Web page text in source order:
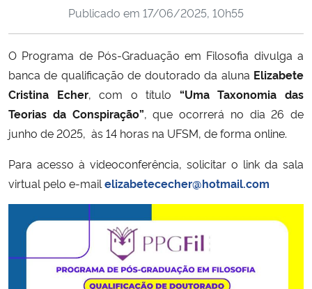
Ministério da Cidadania
Ministério de Minas e Energia
Ministério da Ciência, Tecnologia, Inovações e Comunicações
Ministério do Meio Ambiente
Ministério do Desenvolvimento Regional
Controladoria-Geral da União
Publicado em 17/06/2025, 10h55
O Programa de Pós-Graduação em Filosofia divulga a
banca de qualificação de doutorado da aluna Elizabete
Cristina Echer, com o título “Uma Taxonomia das
Teorias da Conspiração”, que ocorrerá no dia 26 de
junho de 2025, às 14 horas na UFSM, de forma online.
Para acesso à videoconferência, solicitar o link da sala
virtual pelo e-mail elizabetececher@hotmail.com